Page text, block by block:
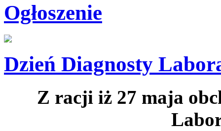
Ogłoszenie
Dzień Diagnosty
Z racji iż 27 maja